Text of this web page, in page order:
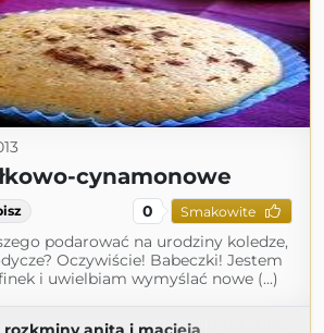
cynamonowe
0 Smakowite
podarować na urodziny koledze,
Oczywiście! Babeczki! Jestem
i uwielbiam wymyślać nowe (...)